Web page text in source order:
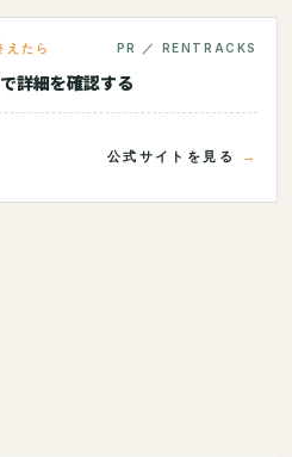
たら PR ／ RENTRACKS
詳細を確認する
公式サイトを見る